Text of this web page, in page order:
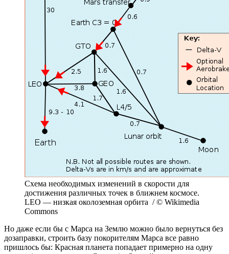
Схема необходимых изменений в скорости для
достижения различных точек в ближнем космосе.
LEO — низкая околоземная орбита / © Wikimedia
Commons
Но даже если бы с Марса на Землю можно было вернуться без
дозаправки, строить базу покорителям Марса все равно
пришлось бы: Красная планета попадает примерно на одну